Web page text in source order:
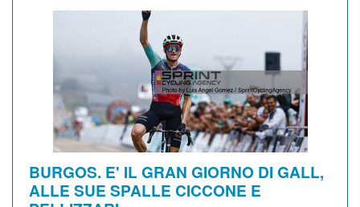
BURGOS. E' IL GRAN GIORNO DI GALL,
ALLE SUE SPALLE CICCONE E